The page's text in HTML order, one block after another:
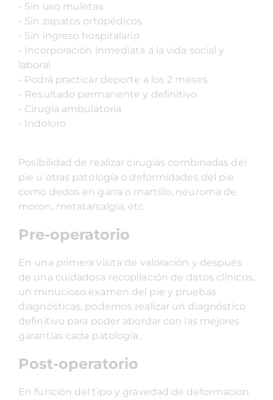
- Sin uso muletas
- Sin zapatos ortopédicos
- Sin ingreso hospitalario
- Incorporación inmediata a la vida social y
laboral
- Podrá practicar deporte a los 2 meses
- Resultado permanente y definitivo
- Cirugía ambulatoria
- Indoloro
Posibilidad de realizar cirugías combinadas del
pie u otras patología o deformidades del pie
como dedos en garra o martillo, neuroma de
moron, metatarsalgia, etc
Pre-operatorio
En una primera visita de valoración y después
de una cuidadosa recopilación de datos clínicos,
un minucioso examen del pie y pruebas
diagnósticas, podemos realizar un diagnóstico
definitivo para poder abordar con las mejores
garantías cada patología.
Post-operatorio
En función del tipo y gravedad de deformación